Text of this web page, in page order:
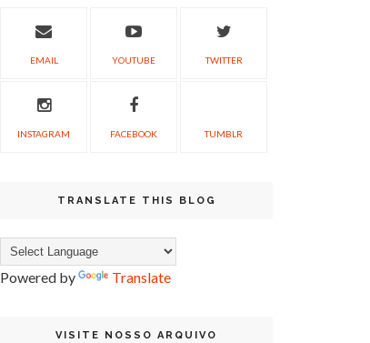
EMAIL YOUTUBE TWITTER
INSTAGRAM FACEBOOK TUMBLR
TRANSLATE THIS BLOG
Powered by Translate
VISITE NOSSO ARQUIVO